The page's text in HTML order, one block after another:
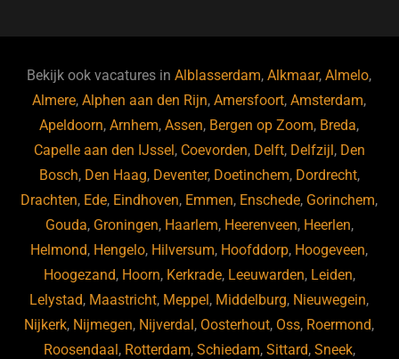
b
o
o
k
ky dI
n
Bekijk ook vacatures inAlblasserdam,Alkmaar,Almelo,
Almere,Alphen aan den Rijn,Amersfoort,Amsterdam,
Apeldoorn,Arnhem,Assen, Bergen op Zoom, Breda,
Capelle aan den IJssel , Coevorden, Delft, Delfzijl , Den
Bosch, Den Haag, Deventer, Doetinchem, Dordrecht,
Drachten, Ede, Eindhoven, Emmen, Enschede, Gorinchem,
Gouda, Groningen, Haarlem, Heerenveen, Heerlen,
Helmond, Hengelo, Hilversum, Hoofddorp, Hoogeveen,
Hoogezand, Hoorn, Kerkrade, Leeuwarden, Leiden,
Lelystad, Maastricht, Meppel , Middelburg, Nieuwegein,
Nijkerk, Nijmegen, Nijverdal , Oosterhout, Oss, Roermond,
Roosendaal , Rotterdam, Schiedam, Sittard, Sneek,